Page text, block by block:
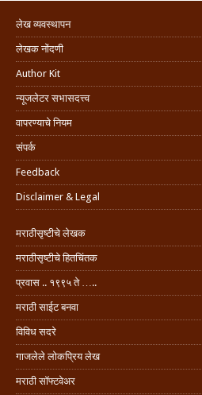
लेख व्यवस्थापन
लेखक नोंदणी
Author Kit
न्यूजलेटर सभासदत्त्व
वापरण्याचे नियम
संपर्क
Feedback
Disclaimer & Legal
मराठीसृष्टीचे लेखक
मराठीसृष्टीचे हितचिंतक
प्रवास .. १९९५ ते …..
मराठी साईट बनवा
विविध सदरे
गाजलेले लोकप्रिय लेख
मराठी सॉफ्टवेअर